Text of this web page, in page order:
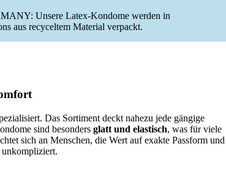
Unsere Latex-Kondome werden in
aus recyceltem Material verpackt.
Das Sortiment deckt nahezu jede gängige
sind besonders glatt und elastisch, was für viele
sich an Menschen, die Wert auf exakte Passform und